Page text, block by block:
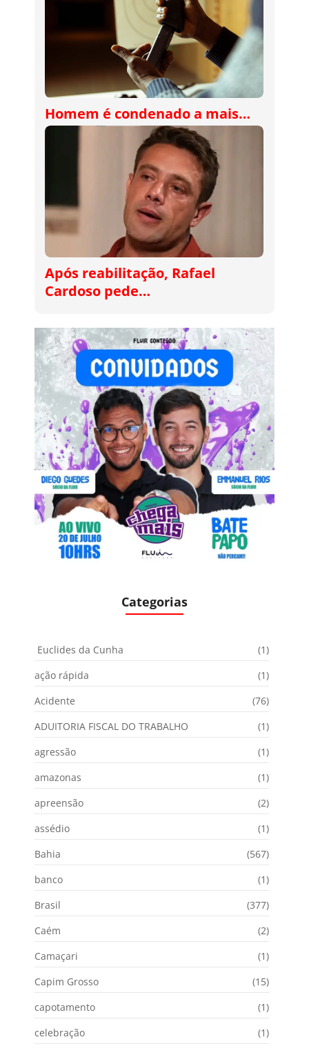
Homem é condenado a mais…
Após reabilitação, Rafael
Cardoso pede…
Categorias
Euclides da Cunha
(1)
ação rápida
(1)
Acidente
(76)
ADUITORIA FISCAL DO TRABALHO
(1)
agressão
(1)
amazonas
(1)
apreensão
(2)
assédio
(1)
Bahia
(567)
banco
(1)
Brasil
(377)
Caém
(2)
Camaçari
(1)
Capim Grosso
(15)
capotamento
(1)
celebração
(1)